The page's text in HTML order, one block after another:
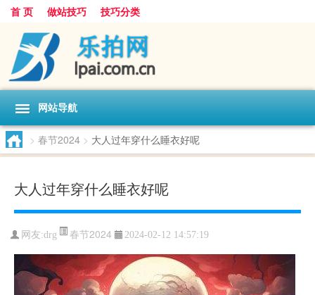
首 页 做站技巧 技巧分类
网站导航
> 春节2024 > 大人过年穿什么睡衣好呢
大人过年穿什么睡衣好呢
网友:drg 春节2024 2024-02-12 14:57:19